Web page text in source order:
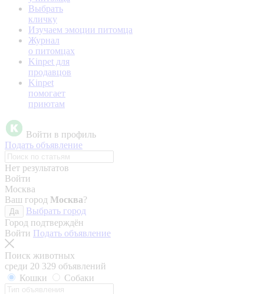
Выбрать
кличку
Изучаем эмоции питомца
Журнал
о питомцах
Kinpet для
продавцов
Kinpet
помогает
приютам
Войти в профиль
Подать объявление
Нет результатов
Войти
Москва
Ваш город Москва?
Да
Выбрать город
Город подтверждён
Войти Подать объявление
Поиск животных
среди 20 329 объявлений
Кошки
Собаки